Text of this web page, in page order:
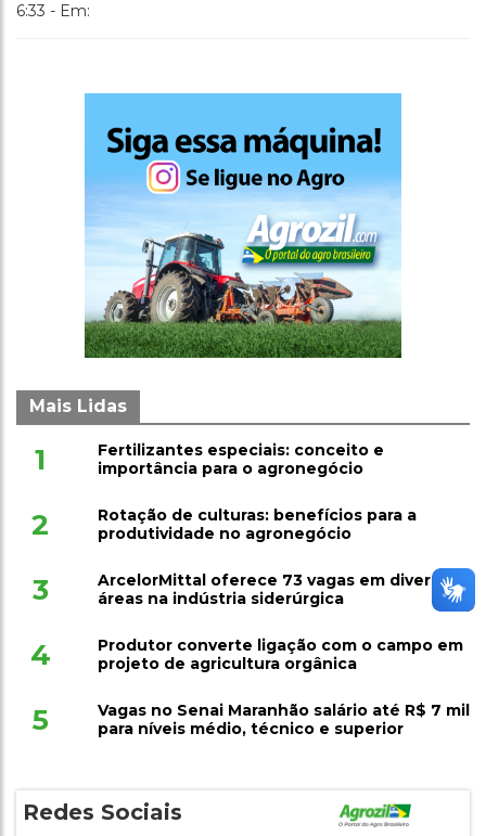
6:33 - Em:
Mais Lidas
1
Fertilizantes especiais: conceito e
importância para o agronegócio
2
Rotação de culturas: benefícios para a
produtividade no agronegócio
3
ArcelorMittal oferece 73 vagas em diversas
áreas na indústria siderúrgica
4
Produtor converte ligação com o campo em
projeto de agricultura orgânica
5
Vagas no Senai Maranhão salário até R$ 7 mil
para níveis médio, técnico e superior
Redes Sociais